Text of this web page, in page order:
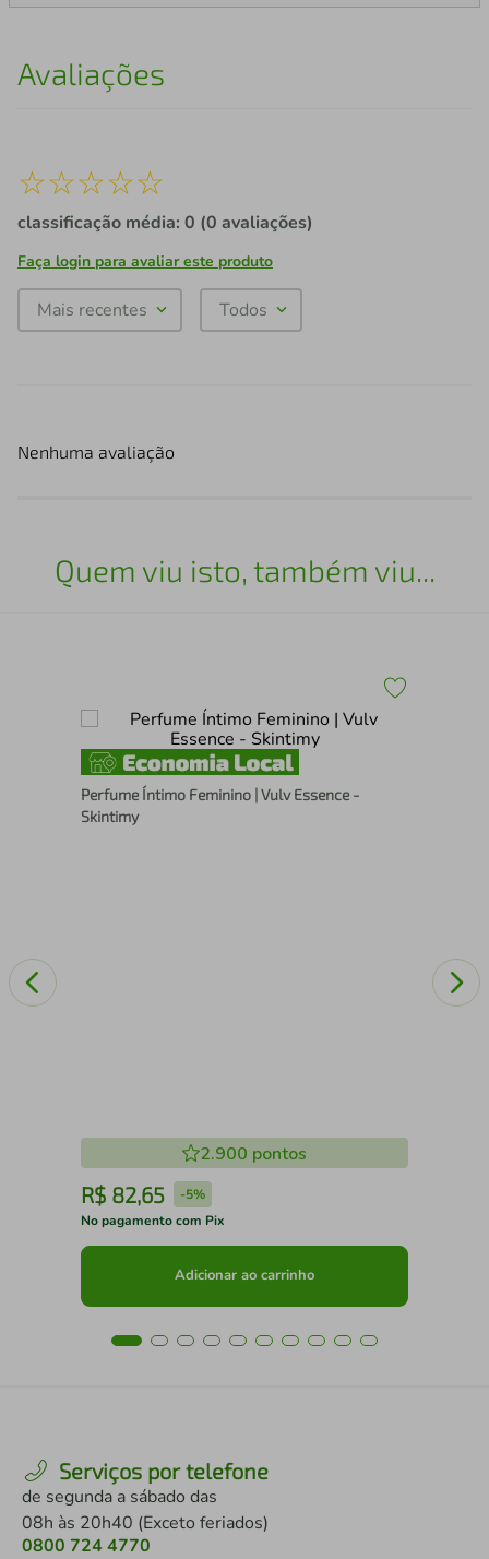
Avaliações
☆☆☆☆☆
classificação média: 0 (0 avaliações)
Faça login para avaliar este produto
Mais recentes Todos
Nenhuma avaliação
Quem viu isto, também viu...
Perfume Íntimo Feminino | Vulv Essence -
Skintimy
2.900 pontos
R$ 82,65 -5%
No pagamento com Pix
Adicionar ao carrinho
Serviços por telefone
de segunda a sábado das
08h às 20h40 (Exceto feriados)
0800 724 4770